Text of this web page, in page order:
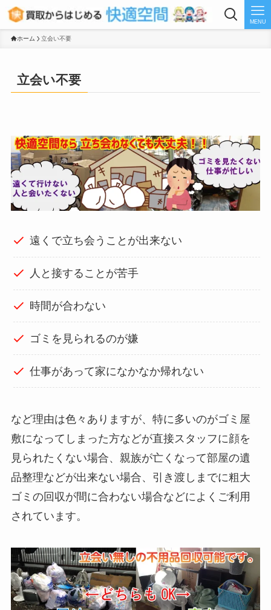
MENU
ホーム 立会い不要
立会い不要
遠くで立ち会うことが出来ない
人と接することが苦手
時間が合わない
ゴミを見られるのが嫌
仕事があって家になかなか帰れない
など理由は色々ありますが、特に多いのがゴミ屋
敷になってしまった方などが直接スタッフに顔を
見られたくない場合、親族が亡くなって部屋の遺
品整理などが出来ない場合、引き渡しまでに粗大
ゴミの回収が間に合わない場合などによくご利用
されています。